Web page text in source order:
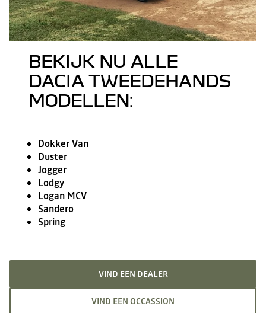
BEKIJK NU ALLE
DACIA TWEEDEHANDS
MODELLEN:
Dokker Van
Duster
Jogger
Lodgy
Logan MCV
Sandero
Spring
VIND EEN DEALER
VIND EEN OCCASSION